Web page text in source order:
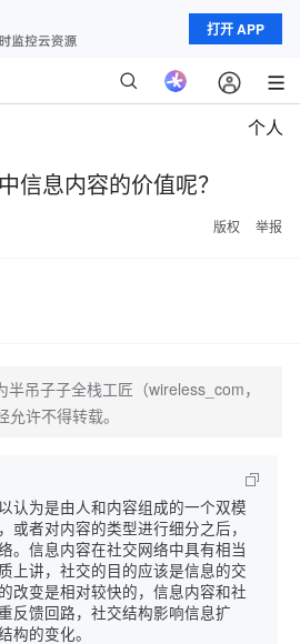
打开 APP
个人
信息内容的价值呢？
版权 举报
半吊子子全栈工匠（wireless_com，
许不得转载。
认为是由人和内容组成的一个双模
或者对内容的类型进行细分之后，
。信息内容在社交网络中具有相当
上讲，社交的目的应该是信息的交
改变是相对较快的，信息内容和社
反馈回路，社交结构影响信息扩
构的变化。